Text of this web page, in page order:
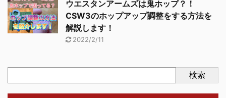
ウエスタンアームズは鬼ホップ？！
CSW3のホップアップ調整をする方法を
解説します！
2022/2/11
検索